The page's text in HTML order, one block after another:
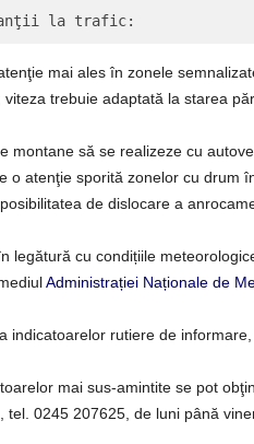
la trafic:
mai ales în zonele
trebuie adaptată la starea
montane să se realizeze cu
o atenţie sporită zonelor cu drum
de dislocare a
legătură cu condițiile
Administrației Naționale de
indicatoarelor rutiere de
mai sus-amintite se pot
tel. 0245 207625, de luni până